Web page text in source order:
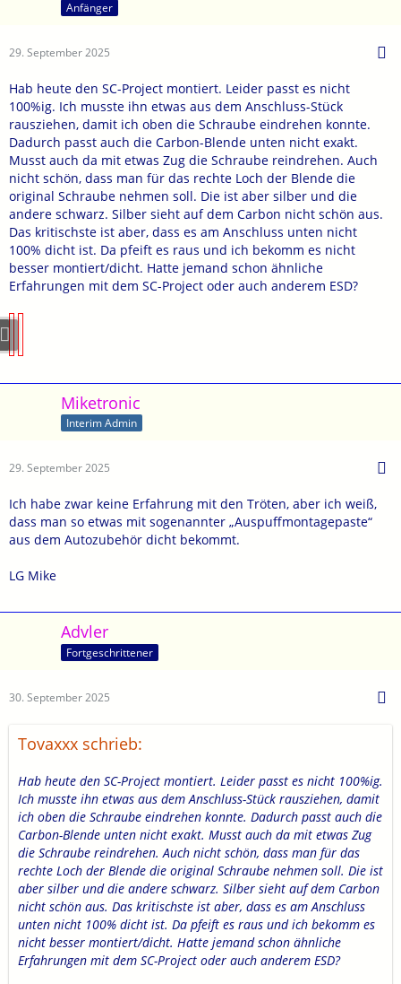
Anfänger
29. September 2025
Hab heute den SC-Project montiert. Leider passt es nicht
100%ig. Ich musste ihn etwas aus dem Anschluss-Stück
rausziehen, damit ich oben die Schraube eindrehen konnte.
Dadurch passt auch die Carbon-Blende unten nicht exakt.
Musst auch da mit etwas Zug die Schraube reindrehen. Auch
nicht schön, dass man für das rechte Loch der Blende die
original Schraube nehmen soll. Die ist aber silber und die
andere schwarz. Silber sieht auf dem Carbon nicht schön aus.
Das kritischste ist aber, dass es am Anschluss unten nicht
100% dicht ist. Da pfeift es raus und ich bekomm es nicht
besser montiert/dicht. Hatte jemand schon ähnliche
Erfahrungen mit dem SC-Project oder auch anderem ESD?
Miketronic
Interim Admin
29. September 2025
Ich habe zwar keine Erfahrung mit den Tröten, aber ich weiß,
dass man so etwas mit sogenannter „Auspuffmontagepaste“
aus dem Autozubehör dicht bekommt.
LG Mike
Advler
Fortgeschrittener
30. September 2025
Tovaxxx schrieb:
Hab heute den SC-Project montiert. Leider passt es nicht 100%ig.
Ich musste ihn etwas aus dem Anschluss-Stück rausziehen, damit
ich oben die Schraube eindrehen konnte. Dadurch passt auch die
Carbon-Blende unten nicht exakt. Musst auch da mit etwas Zug
die Schraube reindrehen. Auch nicht schön, dass man für das
rechte Loch der Blende die original Schraube nehmen soll. Die ist
aber silber und die andere schwarz. Silber sieht auf dem Carbon
nicht schön aus. Das kritischste ist aber, dass es am Anschluss
unten nicht 100% dicht ist. Da pfeift es raus und ich bekomm es
nicht besser montiert/dicht. Hatte jemand schon ähnliche
Erfahrungen mit dem SC-Project oder auch anderem ESD?